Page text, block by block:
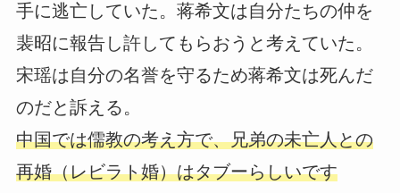
手に逃亡していた。蒋希文は自分たちの仲を
裴昭に報告し許してもらおうと考えていた。
宋瑶は自分の名誉を守るため蒋希文は死んだ
のだと訴える。
中国では儒教の考え方で、兄弟の未亡人との
再婚（レビラト婚）はタブーらしいです